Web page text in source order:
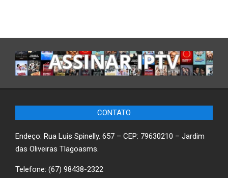
CONTATO
Endeço: Rua Luis Spinelly. 657 – CEP: 79630210 – Jardim
das Oliveiras Tlagoasms.
Telefone: (67) 98438-2322